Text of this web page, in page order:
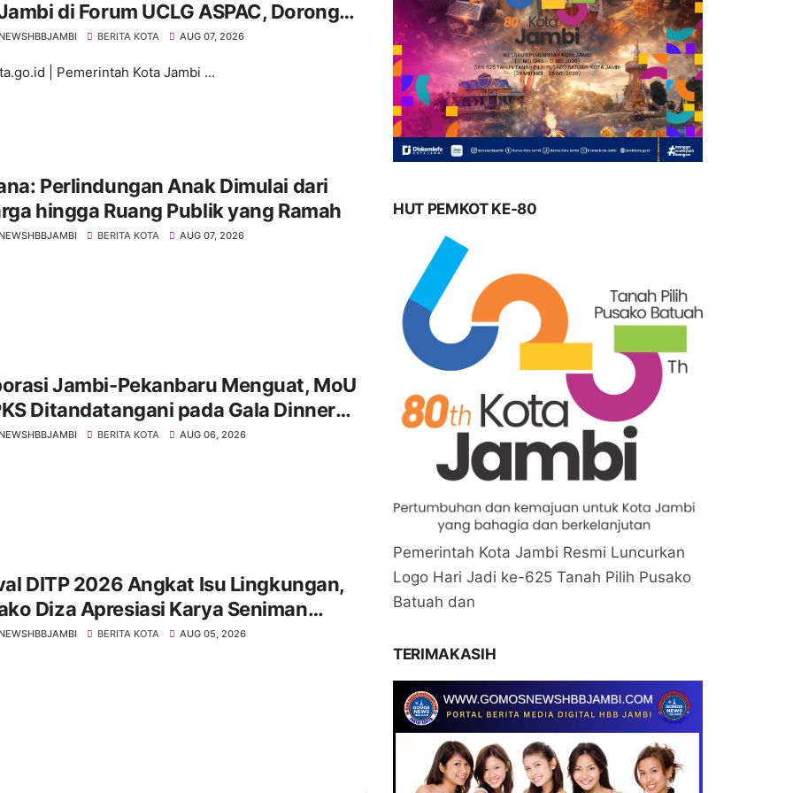
di Forum UCLG ASPAC, Dorong
Menuju Kota Berkelanjutan
BERITA KOTA AUG 07, 2026
| Pemerintah Kota Jambi ...
Perlindungan Anak Dimulai dari
hingga Ruang Publik yang Ramah
BERITA KOTA AUG 07, 2026
Jambi-Pekanbaru Menguat, MoU
Ditandatangani pada Gala Dinner
IMT-GT ke-9 Tahun 2026
BERITA KOTA AUG 06, 2026
DITP 2026 Angkat Isu Lingkungan,
Diza Apresiasi Karya Seniman
BERITA KOTA AUG 05, 2026
HUT PEMKOT KE-80
Pemerintah Kota Jambi Resmi Luncurkan
Logo Hari Jadi ke-625 Tanah Pilih Pusako
Batuah dan
TERIMAKASIH